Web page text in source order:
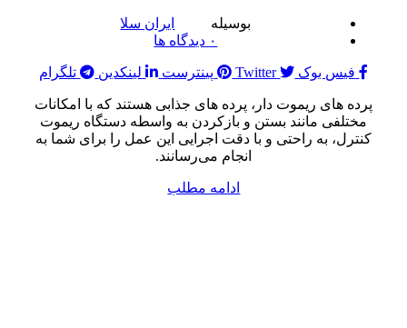
بوسیله
ایران سلا
۰ دیدگاه ها
فیس بوک Twitter پینترست لینکدین تلگرام
پرده های ریموت دار، پرده های جذابی هستند که با امکانات
مختلفی مانند بستن و بازکردن به واسطه دستگاه ریموت
کنترل، به راحتی و با دقت اجرایی این عمل را برای شما به
انجام می‌رسانند.
ادامه مطلب